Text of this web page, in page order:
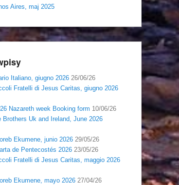
Aires, maj 2025
Italiano, giugno 2026 26/06/26
Fratelli di Jesus Caritas, giugno 2026
Nazareth week Booking form 10/06/26
Brothers Uk and Ireland, June 2026
Ekumene, junio 2026 29/05/26
de Pentecostés 2026 23/05/26
Fratelli di Jesus Caritas, maggio 2026
Ekumene, mayo 2026 27/04/26